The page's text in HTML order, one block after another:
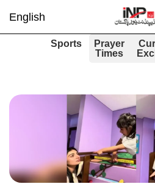
English
Prayer
Times
Sports